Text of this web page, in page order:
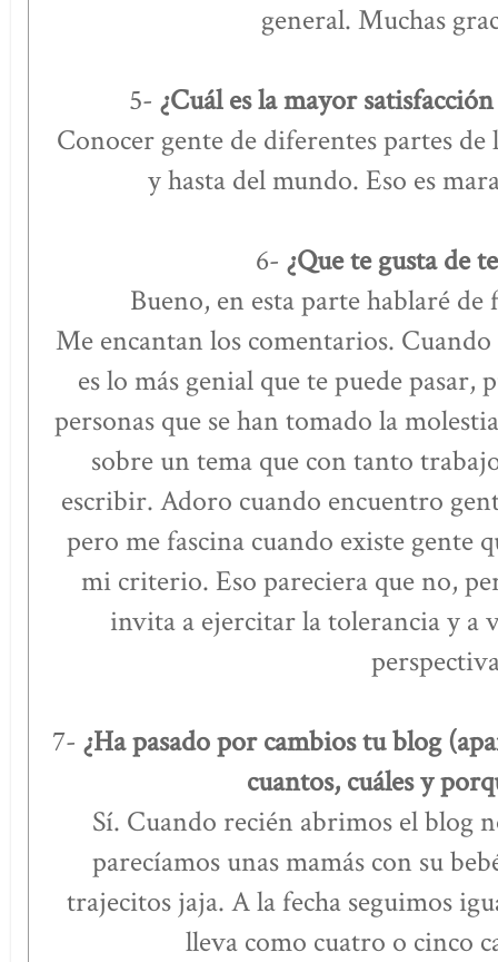
general. Muchas
5-¿Cuál es la mayor
Conocer gente de diferentes partes
y hasta del mundo. Eso es
6-¿Que te gusta de
Bueno, en esta parte hablaré
Me encantan los comentarios.
es lo más genial que te puede pasar,
personas que se han tomado la
sobre un tema que con tanto
escribir. Adoro cuando encuentro
pero me fascina cuando existe gente
mi criterio. Eso pareciera que no,
invita a ejercitar la tolerancia y a
7-¿Ha pasado por cambios tu blog
cuantos, cuáles y
Sí. Cuando recién abrimos el blog
parecíamos unas mamás con su
trajecitos jaja. A la fecha seguimos
lleva como cuatro o cinco